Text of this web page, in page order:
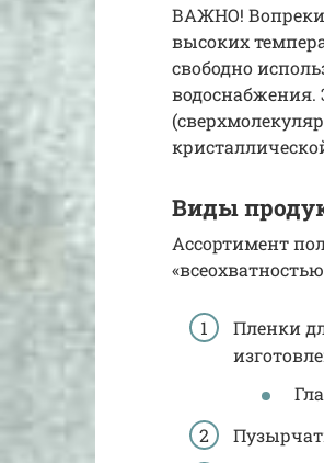
ВАЖНО! Вопреки
высоких
свободно
Виды
Ассортимент
Пленки